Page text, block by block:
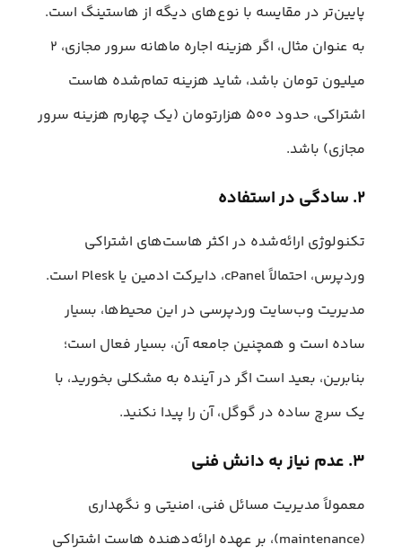
پایین‌تر در مقایسه با نوع‌های دیگه از هاستینگ است.
به عنوان مثال، اگر هزینه اجاره ماهانه سرور مجازی، ۲
میلیون تومان باشد، شاید هزینه تمام‌شده هاست
اشتراکی، حدود ۵۰۰ هزارتومان (یک چهارم هزینه سرور
مجازی) باشد.
۲. سادگی در استفاده
تکنولوژی ارائه‌شده در اکثر هاست‌های اشتراکی
وردپرس، احتمالاً cPanel، دایرکت ادمین یا Plesk است.
مدیریت وب‌سایت وردپرسی در این محیط‌ها، بسیار
ساده است و همچنین جامعه آن، بسیار فعال است؛
بنابرین، بعید است اگر در آینده به مشکلی بخورید، با
یک سرچ ساده در گوگل، آن را پیدا نکنید.
۳. عدم نیاز به دانش فنی
معمولاً مدیریت مسائل فنی، امنیتی و نگهداری
(maintenance)، بر عهده ارائه‌دهنده هاست اشتراکی